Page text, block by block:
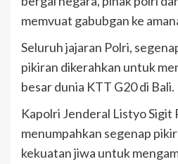
memvuat gabubgan ke
Seluruh jajaran Polri,
pikiran dikerahkan untuk
besar dunia KTT G20 di Bali.
Kapolri Jenderal Listyo Sigit
menumpahkan segenap
kekuatan jiwa untuk